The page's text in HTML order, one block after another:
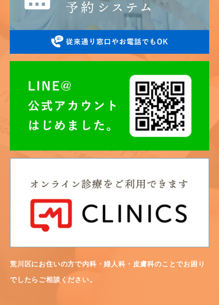
荒川区にお住いの方で内科・婦人科・皮膚科のことでお困り
でしたらご相談ください。